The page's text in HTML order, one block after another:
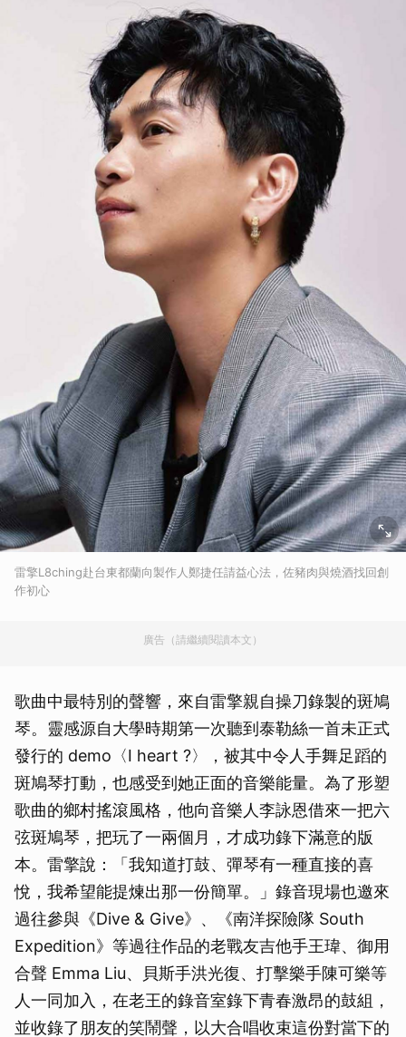
雷擎L8ching赴台東都蘭向製作人鄭捷任請益心法，佐豬肉與燒酒找回創
作初心
廣告（請繼續閱讀本文）
歌曲中最特別的聲響，來自雷擎親自操刀錄製的斑鳩
琴。靈感源自大學時期第一次聽到泰勒絲一首未正式
發行的 demo〈I heart ?〉，被其中令人手舞足蹈的
斑鳩琴打動，也感受到她正面的音樂能量。為了形塑
歌曲的鄉村搖滾風格，他向音樂人李詠恩借來一把六
弦斑鳩琴，把玩了一兩個月，才成功錄下滿意的版
本。雷擎說：「我知道打鼓、彈琴有一種直接的喜
悅，我希望能提煉出那一份簡單。」錄音現場也邀來
過往參與《Dive & Give》、《南洋探險隊 South
Expedition》等過往作品的老戰友吉他手王瑋、御用
合聲 Emma Liu、貝斯手洪光復、打擊樂手陳可樂等
人一同加入，在老王的錄音室錄下青春激昂的鼓組，
並收錄了朋友的笑鬧聲，以大合唱收束這份對當下的